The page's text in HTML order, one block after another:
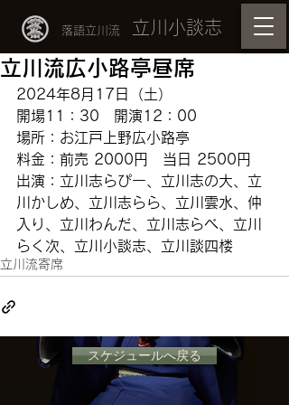
落語立川流 立川小談志
立川流広小路亭昼席
2024年8月17日（土）
開場11：30　開演12：00
場所：お江戸上野広小路亭
料金：前売 2000円　当日 2500円
出演：立川志らぴー、立川志の大、立
川かしめ、立川志らら、立川雲水、仲
入り、立川わんだ、立川志らべ、立川
らく次、立川小談志、立川談四楼
立川流寄席
スケジュールへ戻る